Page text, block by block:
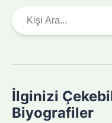
r
y
a
p
İlginizi
Biyografiler